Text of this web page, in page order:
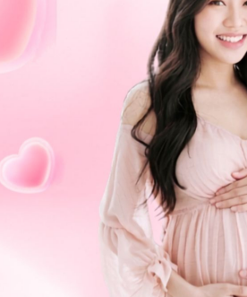
có thai được
sau phẫu thuật u nang buồng
áp dụng. Nếu bệnh nhân được
thai trở lại sớm hơn. Ngược lại,
vào thể trạng và mức độ hồi
u hoặc cắt bỏ một bên buồng
phải cắt bỏ cả hai bên buồng
lời khuyên phù hợp để hỗ trợ